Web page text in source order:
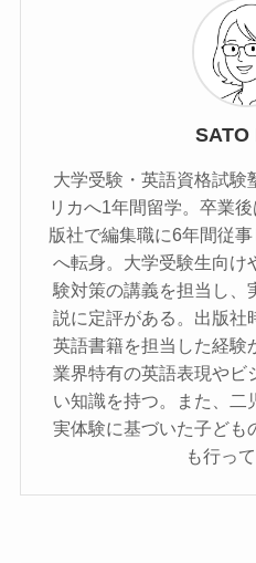
SATO
大学受験・英語資格試験
リカへ1年間留学。卒業
版社で編集職に6年間従
へ転身。大学受験生向け
験対策の講義を担当し、
説に定評がある。出版社
英語書籍を担当した経験
業界特有の英語表現やビ
い知識を持つ。また、二
実体験に基づいた子ども
も行って